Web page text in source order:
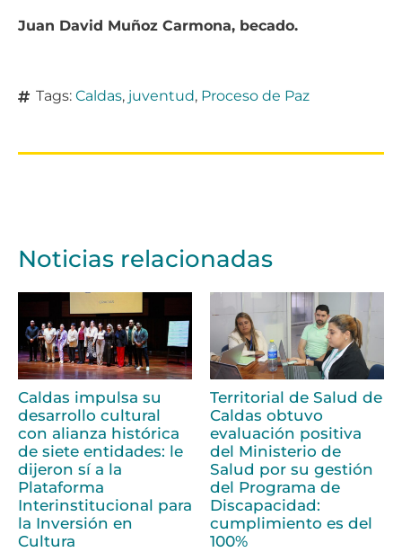
Juan David Muñoz Carmona, becado.
Tags: Caldas, juventud, Proceso de Paz
Noticias relacionadas
Caldas impulsa su
desarrollo cultural
con alianza histórica
de siete entidades: le
dijeron sí a la
Plataforma
Interinstitucional para
la Inversión en
Cultura
Territorial de Salud de
Caldas obtuvo
evaluación positiva
del Ministerio de
Salud por su gestión
del Programa de
Discapacidad:
cumplimiento es del
100%